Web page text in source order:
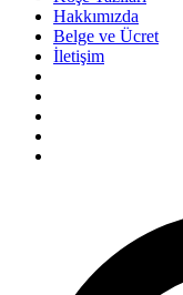
Hakkımızda
Belge ve Ücret
İletişim